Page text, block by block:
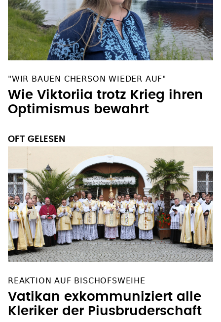
"WIR BAUEN CHERSON WIEDER AUF"
Wie Viktoriia trotz Krieg ihren
Optimismus bewahrt
OFT GELESEN
REAKTION AUF BISCHOFSWEIHE
Vatikan exkommuniziert alle
Kleriker der Piusbruderschaft